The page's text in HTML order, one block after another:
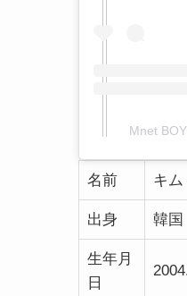
Mnet
名前 キム
出身 韓国
生年月
日